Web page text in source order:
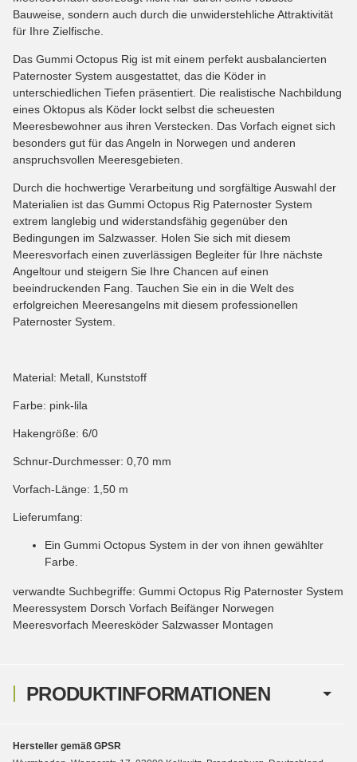
PRODUKTINFORMATIONEN
Bauweise, sondern auch durch die unwiderstehliche Attraktivität
für Ihre Zielfische.
Das Gummi Octopus Rig ist mit einem perfekt ausbalancierten
Paternoster System ausgestattet, das die Köder in
unterschiedlichen Tiefen präsentiert. Die realistische Nachbildung
eines Oktopus als Köder lockt selbst die scheuesten
Meeresbewohner aus ihren Verstecken. Das Vorfach eignet sich
besonders gut für das Angeln in Norwegen und anderen
anspruchsvollen Meeresgebieten.
Durch die hochwertige Verarbeitung und sorgfältige Auswahl der
Materialien ist das Gummi Octopus Rig Paternoster System
extrem langlebig und widerstandsfähig gegenüber den
Bedingungen im Salzwasser. Holen Sie sich mit diesem
Meeresvorfach einen zuverlässigen Begleiter für Ihre nächste
Angeltour und steigern Sie Ihre Chancen auf einen
beeindruckenden Fang. Tauchen Sie ein in die Welt des
erfolgreichen Meeresangelns mit diesem professionellen
Paternoster System.
Material: Metall, Kunststoff
Farbe: pink-lila
Hakengröße: 6/0
Schnur-Durchmesser: 0,70 mm
Vorfach-Länge: 1,50 m
Lieferumfang:
Ein Gummi Octopus System in der von ihnen gewählter
Farbe.
verwandte Suchbegriffe: Gummi Octopus Rig Paternoster System
Meeressystem Dorsch Vorfach Beifänger Norwegen
Meeresvorfach Meeresköder Salzwasser Montagen
Hersteller gemäß GPSR